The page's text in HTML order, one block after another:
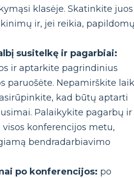
klasėje. Skatinkite juos
ir, jei reikia,
susitelkę ir pagarbiai:
ir aptarkite pagrindinius
paruošėte. Nepamirškite
kad būtų aptarti
Palaikykite pagarbų ir
konferencijos metu,
bendradarbiavimo
po konferencijos: po